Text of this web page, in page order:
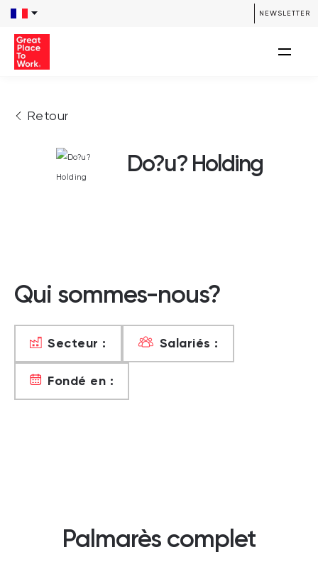
NEWSLETTER
Retour
Do?u? Holding
Qui sommes-nous?
Secteur : Salariés :
Fondé en :
Palmarès complet